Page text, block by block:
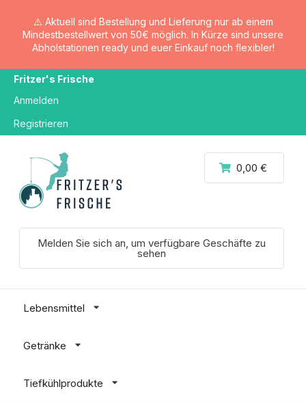
⚠️ Aktuell sind Bestellung und Lieferung nur ab einem
Mindestbestellwert von 50€ möglich. In Kürze sind unsere
Abholstationen ready und euer Einkauf noch flexibler!
Fritzer's Frische
Anmelden
Registrieren
0,00 €
Melden Sie sich an, um verfügbare Geschäfte zu
sehen
Lebensmittel
Getränke
Tiefkühlprodukte